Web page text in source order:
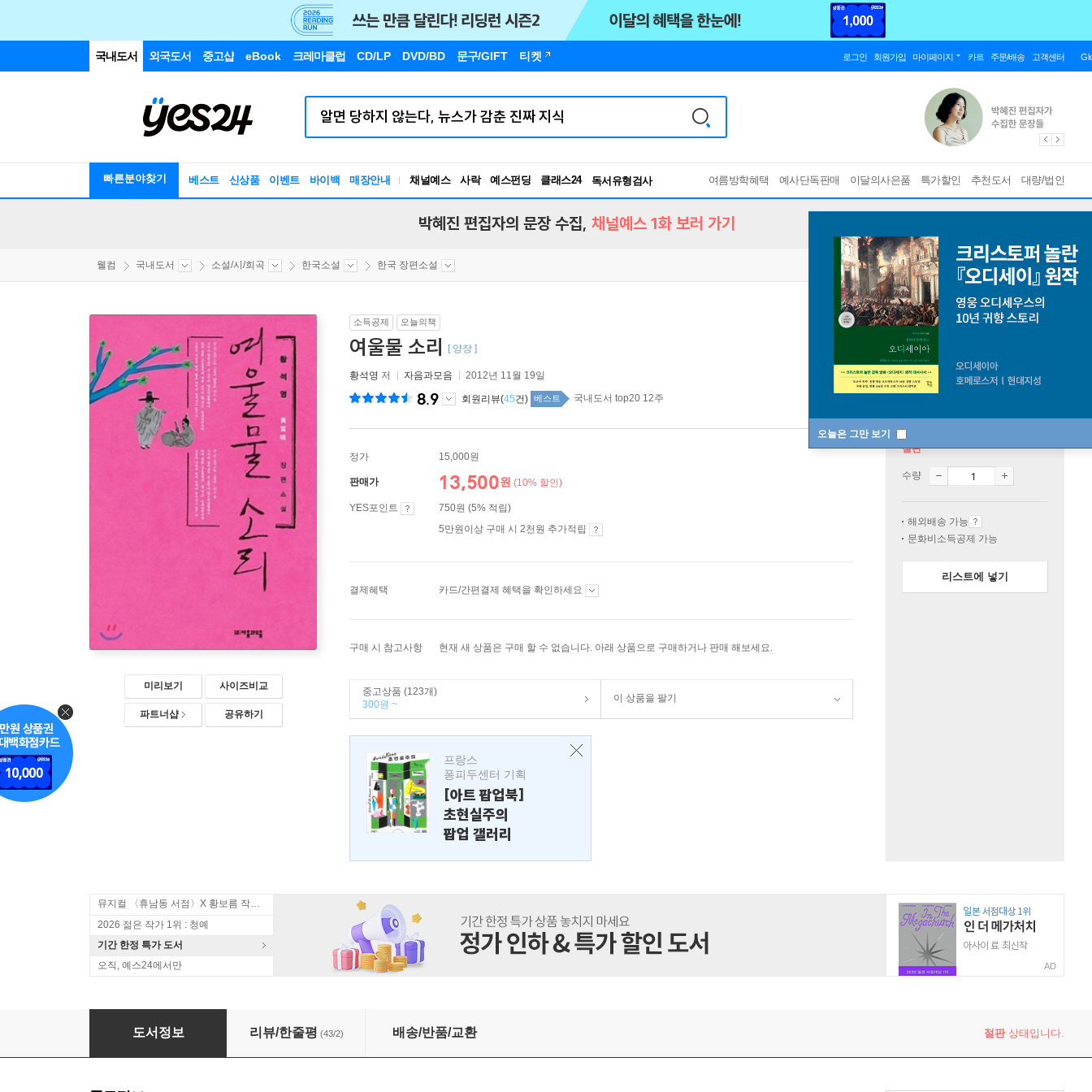
국내도서 외국도서 중고샵 eBook 크레마클럽 CD/LP DVD/BD 문구/GIFT 티켓 로그인 회원가입 마이페이지 카트 주문/배송 고객센터
빠른분야찾기 베스트 신상품 이벤트 바이백 매장안내 채널예스 사락 예스펀딩 클래스24
독서유형검사
RBTI Lab
여름방학혜택 예사단독판매 이달의사은품 특가할인 추천도서 대량/법인
오늘은 그만 보기
박혜진 편집자의 문장 수집, 채널예스 1화 보러 가기
웰컴 국내도서 소설/시/희곡 한국소설 한국 장편소설
미리보기 사이즈비교
파트너샵 공유하기
소득공제 오늘의책
여울물 소리 [ 양장 ]
황석영 저 자음과모음 2012년 11월 19일
8.9 회원리뷰(45건) 베스트 국내도서 top20 12주
정가 15,000원
판매가 13,500원 (10% 할인)
YES포인트
750원 (5% 적립)
5만원이상 구매 시 2천원 추가적립
결제혜택 카드/간편결제 혜택을 확인하세요
구매 시 참고사항 현재 새 상품은 구매 할 수 없습니다. 아래 상품으로 구매하거나 판매 해보세요.
중고상품 (123개)
300원 ~
이 상품을 팔기
프랑스
퐁피두센터 기획
[아트 팝업북]
초현실주의
팝업 갤러리
절판
수량
해외배송 가능
문화비소득공제 가능
리스트에 넣기
뮤지컬 〈휴남동 서점〉X 황보름 작가 북토크
2026 젊은 작가 1위 : 청예
기간 한정 특가 도서
오직, 예스24에서만
AD
여울물 소리
도서정보 리뷰/한줄평 (43/2) 배송/반품/교환 절판상태입니다.